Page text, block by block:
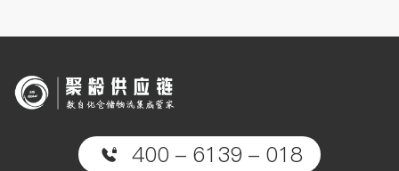
400 - 6139 - 018